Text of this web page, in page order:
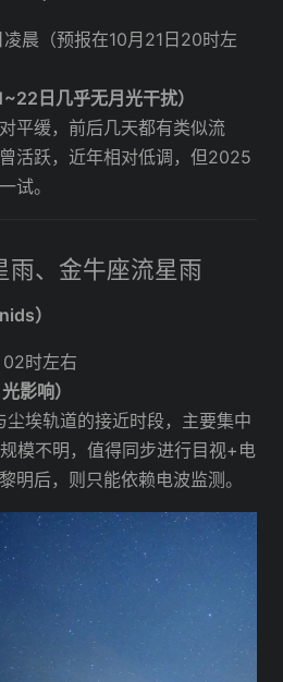
晨（预报在10月21日20时左
日几乎无月光干扰）
平缓，前后几天都有类似流
活跃，近年相对低调，但2025
试。
雨、金牛座流星雨
）
02时左右
影响）
埃轨道的接近时段，主要集中
模不明，值得同步进行目视+电
明后，则只能依赖电波监测。